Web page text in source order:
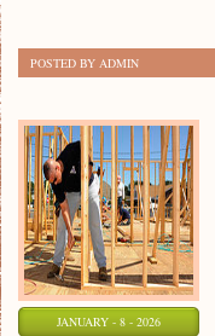
POSTED BY ADMIN
JANUARY - 8 - 2026